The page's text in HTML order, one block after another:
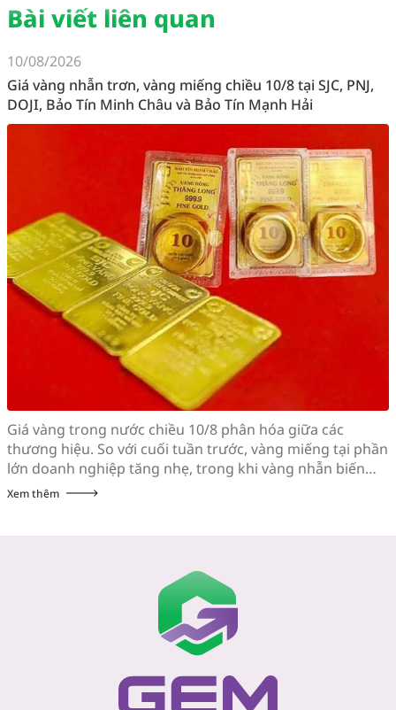
Bài viết liên quan
10/08/2026
Giá vàng nhẫn trơn, vàng miếng chiều 10/8 tại SJC, PNJ,
DOJI, Bảo Tín Minh Châu và Bảo Tín Mạnh Hải
Giá vàng trong nước chiều 10/8 phân hóa giữa các
thương hiệu. So với cuối tuần trước, vàng miếng tại phần
lớn doanh nghiệp tăng nhẹ, trong khi vàng nhẫn biến
động trái chiều với mức giảm mạnh nhất 1 triệu
Xem thêm